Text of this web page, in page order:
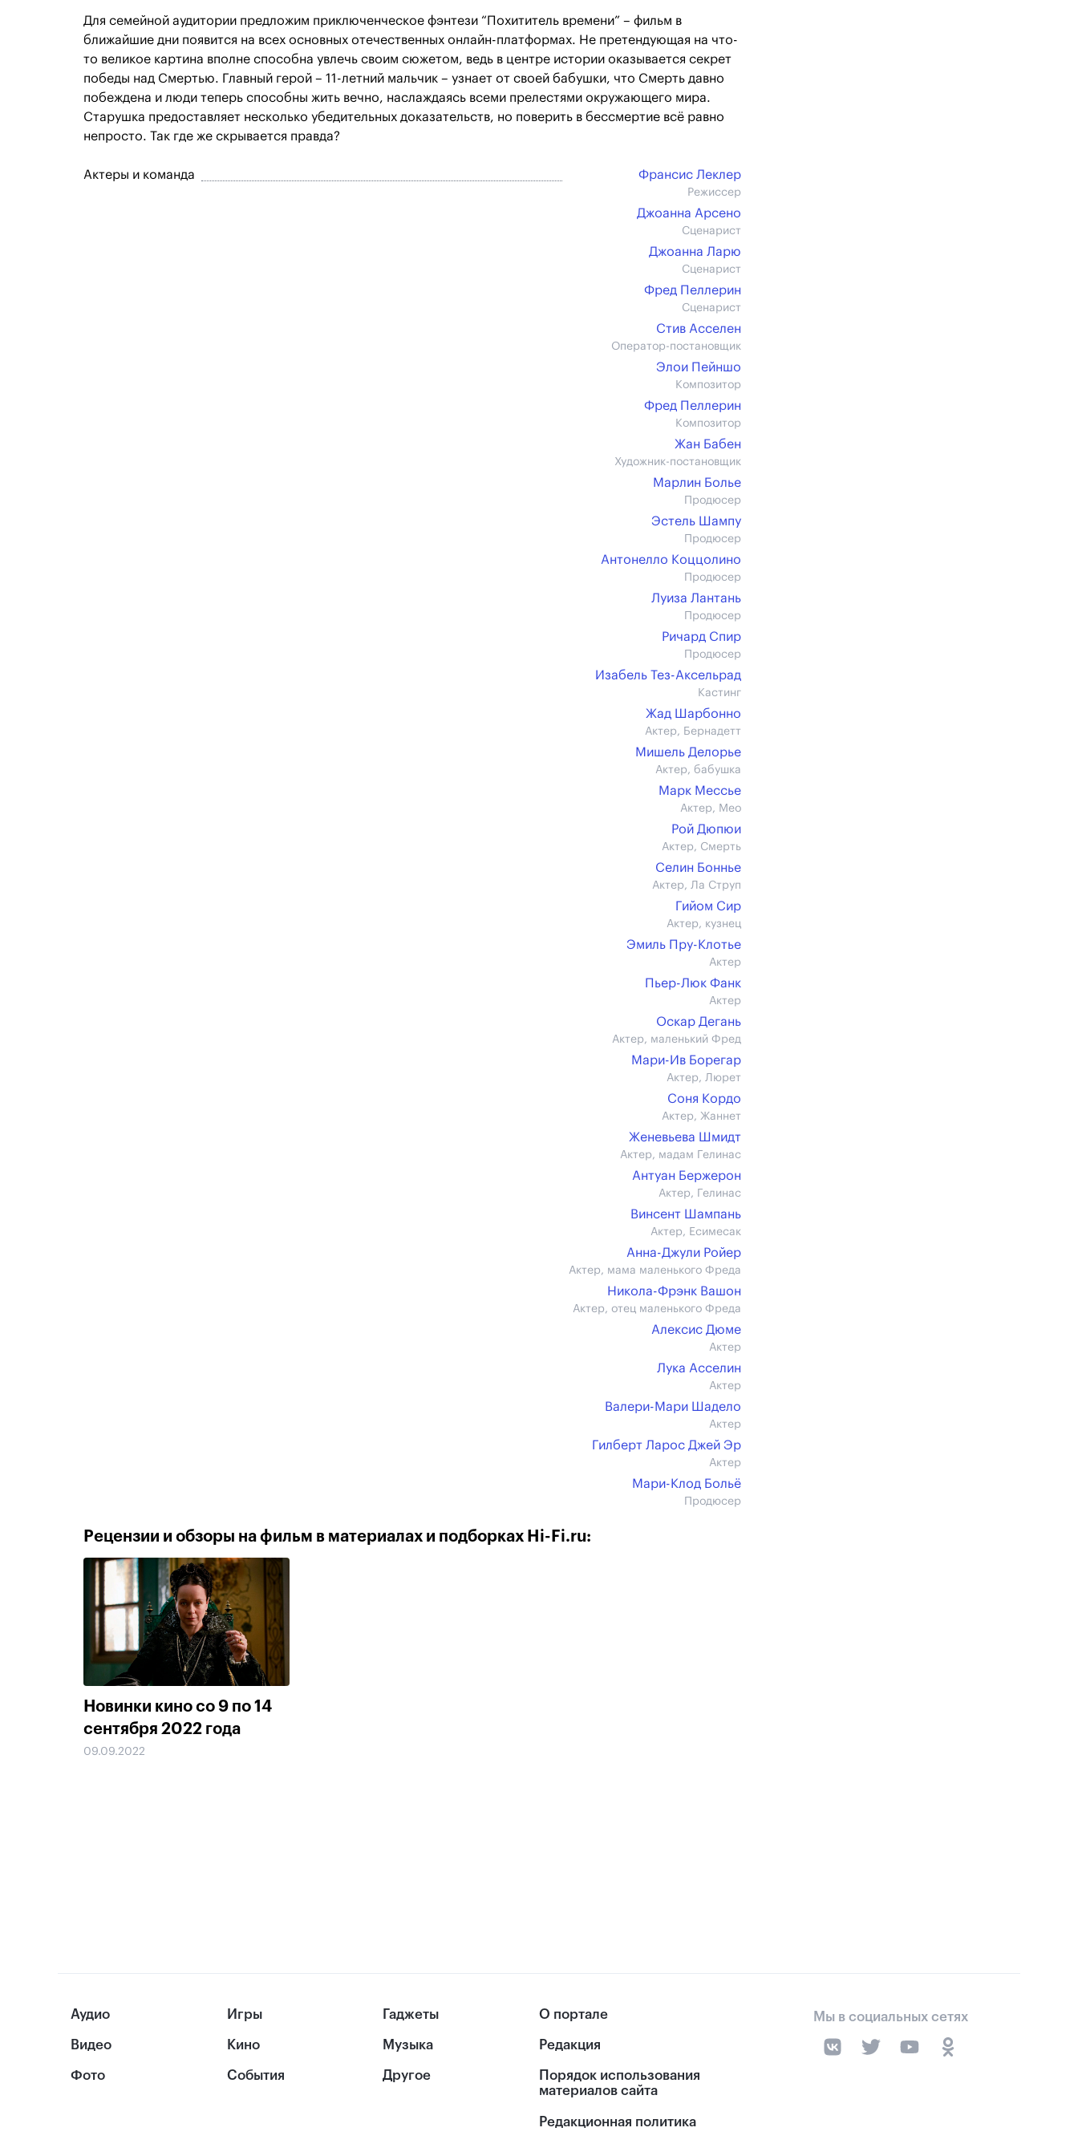
Для семейной аудитории предложим приключенческое фэнтези “Похититель времени” – фильм в
ближайшие дни появится на всех основных отечественных онлайн-платформах. Не претендующая на что-
то великое картина вполне способна увлечь своим сюжетом, ведь в центре истории оказывается секрет
победы над Смертью. Главный герой – 11-летний мальчик – узнает от своей бабушки, что Смерть давно
побеждена и люди теперь способны жить вечно, наслаждаясь всеми прелестями окружающего мира.
Старушка предоставляет несколько убедительных доказательств, но поверить в бессмертие всё равно
непросто. Так где же скрывается правда?
Актеры и команда Франсис Леклер
Режиссер
Джоанна Арсено
Сценарист
Джоанна Ларю
Сценарист
Фред Пеллерин
Сценарист
Стив Асселен
Оператор-постановщик
Элои Пейншо
Композитор
Фред Пеллерин
Композитор
Жан Бабен
Художник-постановщик
Марлин Болье
Продюсер
Эстель Шампу
Продюсер
Антонелло Коццолино
Продюсер
Луиза Лантань
Продюсер
Ричард Спир
Продюсер
Изабель Тез-Аксельрад
Кастинг
Жад Шарбонно
Актер, Бернадетт
Мишель Делорье
Актер, бабушка
Марк Мессье
Актер, Мео
Рой Дюпюи
Актер, Смерть
Селин Боннье
Актер, Ла Струп
Гийом Сир
Актер, кузнец
Эмиль Пру-Клотье
Актер
Пьер-Люк Фанк
Актер
Оскар Дегань
Актер, маленький Фред
Мари-Ив Борегар
Актер, Люрет
Соня Кордо
Актер, Жаннет
Женевьева Шмидт
Актер, мадам Гелинас
Антуан Бержерон
Актер, Гелинас
Винсент Шампань
Актер, Есимесак
Анна-Джули Ройер
Актер, мама маленького Фреда
Никола-Фрэнк Вашон
Актер, отец маленького Фреда
Алексис Дюме
Актер
Лука Асселин
Актер
Валери-Мари Шадело
Актер
Гилберт Ларос Джей Эр
Актер
Мари-Клод Больё
Продюсер
Рецензии и обзоры на фильм в материалах и подборках Hi-Fi.ru:
Новинки кино со 9 по 14
сентября 2022 года
09.09.2022
Аудио
Видео
Фото
Игры
Кино
События
Гаджеты
Музыка
Другое
О портале
Редакция
Порядок использования
материалов сайта
Редакционная политика
Мы в социальных сетях